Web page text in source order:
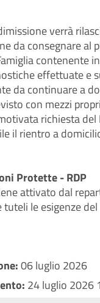
verrà
da consegnare al
contenente
effettuate e
da continuare a
con mezzi
richiesta
il rientro a
Protette - RDP
attivato dal
le esigenze
06 luglio 2026
24 luglio 2026